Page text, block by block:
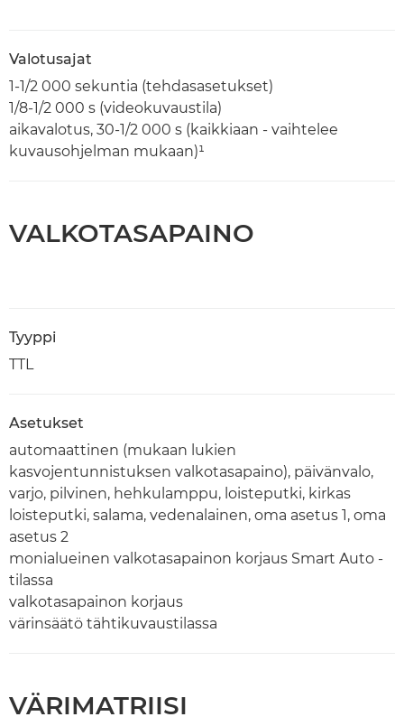
Valotusajat
1-1/2 000 sekuntia (tehdasasetukset)
1/8-1/2 000 s (videokuvaustila)
aikavalotus, 30-1/2 000 s (kaikkiaan - vaihtelee
kuvausohjelman mukaan)¹
VALKOTASAPAINO
Tyyppi
TTL
Asetukset
automaattinen (mukaan lukien
kasvojentunnistuksen valkotasapaino), päivänvalo,
varjo, pilvinen, hehkulamppu, loisteputki, kirkas
loisteputki, salama, vedenalainen, oma asetus 1, oma
asetus 2
monialueinen valkotasapainon korjaus Smart Auto -
tilassa
valkotasapainon korjaus
värinsäätö tähtikuvaustilassa
VÄRIMATRIISI